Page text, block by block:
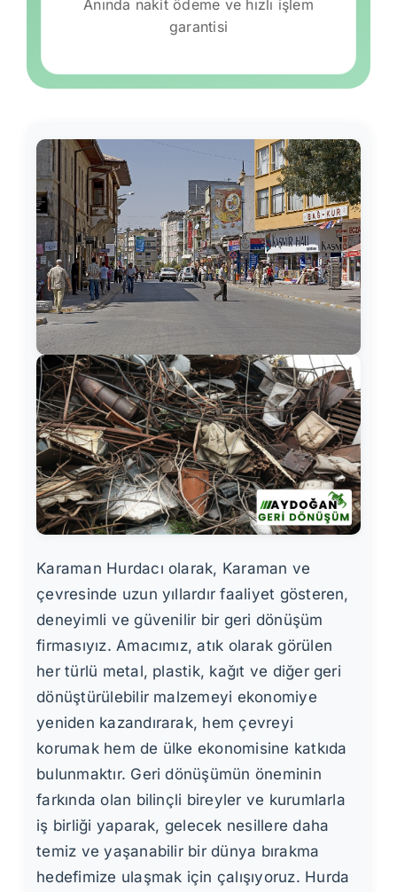
Anında nakit ödeme ve hızlı işlem
garantisi
Karaman Hurdacı olarak, Karaman ve
çevresinde uzun yıllardır faaliyet gösteren,
deneyimli ve güvenilir bir geri dönüşüm
firmasıyız. Amacımız, atık olarak görülen
her türlü metal, plastik, kağıt ve diğer geri
dönüştürülebilir malzemeyi ekonomiye
yeniden kazandırarak, hem çevreyi
korumak hem de ülke ekonomisine katkıda
bulunmaktır. Geri dönüşümün öneminin
farkında olan bilinçli bireyler ve kurumlarla
iş birliği yaparak, gelecek nesillere daha
temiz ve yaşanabilir bir dünya bırakma
hedefimize ulaşmak için çalışıyoruz. Hurda